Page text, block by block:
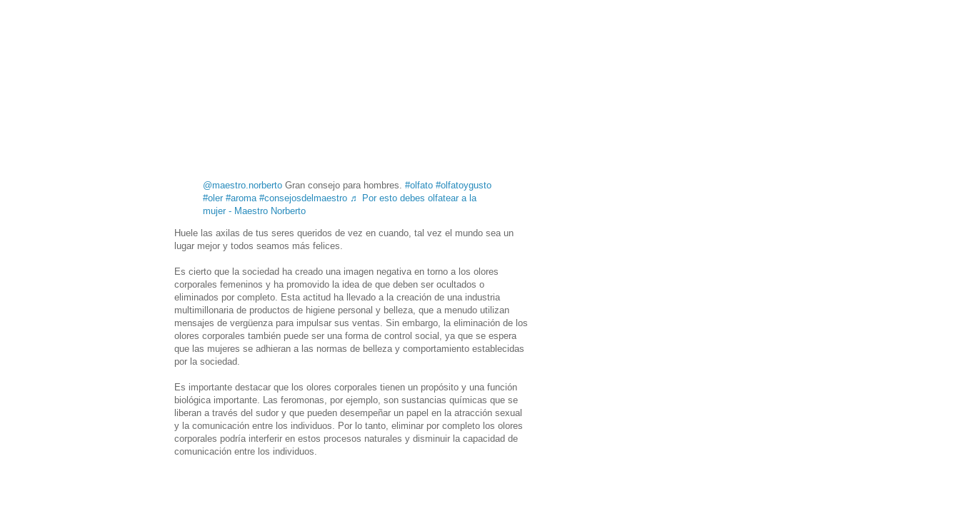
@maestro.norberto Gran consejo para hombres. #olfato #olfatoygusto
#oler #aroma #consejosdelmaestro ♬ Por esto debes olfatear a la
mujer - Maestro Norberto
Huele las axilas de tus seres queridos de vez en cuando, tal vez el mundo sea un
lugar mejor y todos seamos más felices.
Es cierto que la sociedad ha creado una imagen negativa en torno a los olores
corporales femeninos y ha promovido la idea de que deben ser ocultados o
eliminados por completo. Esta actitud ha llevado a la creación de una industria
multimillonaria de productos de higiene personal y belleza, que a menudo utilizan
mensajes de vergüenza para impulsar sus ventas. Sin embargo, la eliminación de los
olores corporales también puede ser una forma de control social, ya que se espera
que las mujeres se adhieran a las normas de belleza y comportamiento establecidas
por la sociedad.
Es importante destacar que los olores corporales tienen un propósito y una función
biológica importante. Las feromonas, por ejemplo, son sustancias químicas que se
liberan a través del sudor y que pueden desempeñar un papel en la atracción sexual
y la comunicación entre los individuos. Por lo tanto, eliminar por completo los olores
corporales podría interferir en estos procesos naturales y disminuir la capacidad de
comunicación entre los individuos.